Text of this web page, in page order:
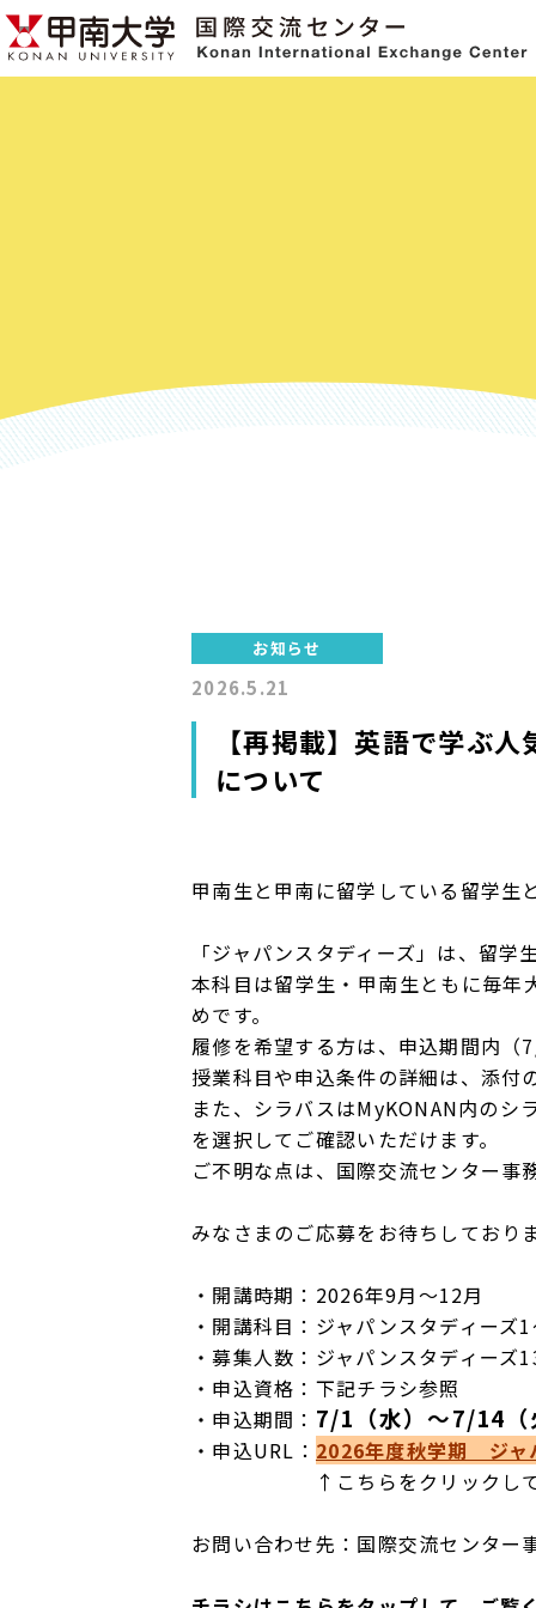
お知らせ
2026.5.21
【再掲載】英語で学ぶ
について
甲南生と甲南に留学している留学生
「ジャパンスタディーズ」は、留
本科目は留学生・甲南生ともに毎
めです。
履修を希望する方は、申込期間内
授業科目や申込条件の詳細は、添付
また、シラバスはMyKONAN内のシ
を選択してご確認いただけます。
ご不明な点は、国際交流センター事
みなさまのご応募をお待ちしており
・開講時期：2026年9月～12月
・開講科目：ジャパンスタディー
・募集人数：ジャパンスタディー
・申込資格：下記チラシ参照
・申込期間： 7/1（水）～7/14
・申込URL： 2026年度秋学期 ジャ
↑こちらをクリックして、
お問い合わせ先：国際交流センタ